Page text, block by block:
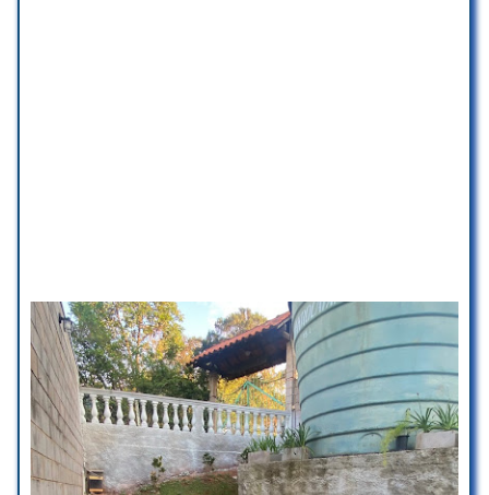
Kamurtex Ortiz
Lugar muito abençoado ,
abençoando vidas por gerações …